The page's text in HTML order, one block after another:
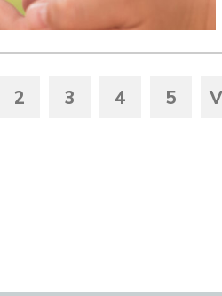
2 3 4 5